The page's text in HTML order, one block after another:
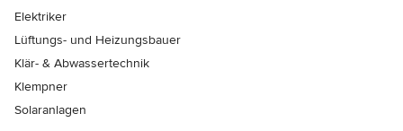
Elektriker
Lüftungs- und Heizungsbauer
Klär- & Abwassertechnik
Klempner
Solaranlagen